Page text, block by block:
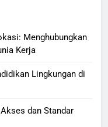
Menghubungkan
Kerja
Lingkungan di
dan Standar